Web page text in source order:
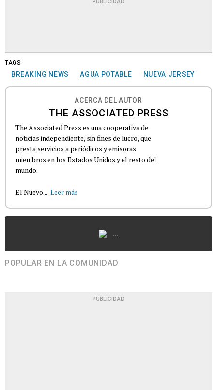
PUBLICIDAD
TAGS
BREAKING NEWS AGUA POTABLE NUEVA JERSEY
ACERCA DEL AUTOR
THE ASSOCIATED PRESS
The Associated Press es una cooperativa de
noticias independiente, sin fines de lucro, que
presta servicios a periódicos y emisoras
miembros en los Estados Unidos y el resto del
mundo.
El Nuevo... Leer más
...
POPULAR EN LA COMUNIDAD
PUBLICIDAD